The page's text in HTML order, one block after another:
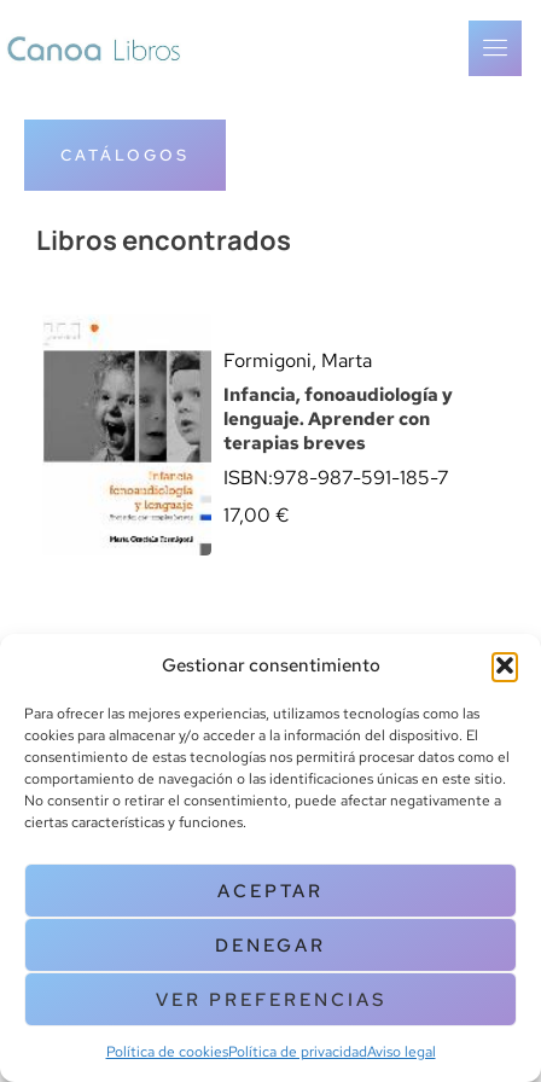
Gestionar consentimiento
Para ofrecer las mejores experiencias, utilizamos tecnologías como las
cookies para almacenar y/o acceder a la información del dispositivo. El
consentimiento de estas tecnologías nos permitirá procesar datos como el
comportamiento de navegación o las identificaciones únicas en este sitio.
No consentir o retirar el consentimiento, puede afectar negativamente a
ciertas características y funciones.
ACEPTAR
DENEGAR
VER PREFERENCIAS
Política de cookiesPolítica de privacidadAviso legal
CATÁLOGOS
Libros encontrados
Formigoni, Marta
Infancia, fonoaudiología y
lenguaje. Aprender con
terapias breves
ISBN:978-987-591-185-7
17,00 €
info@canoalibros.com
pedidos@canoalibros.com
+34 934 242 391
CONTACTO
Copyright © 2025 Canoa Libros. All Rights Reserved |
cookies
| Aviso legal